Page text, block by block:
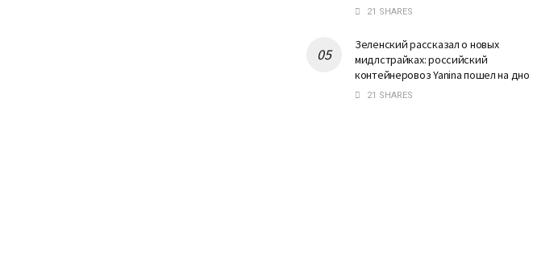
21 SHARES
Зеленский рассказал о новых
мидлстрайках: российский
контейнеровоз Yanina пошел на дно
21 SHARES